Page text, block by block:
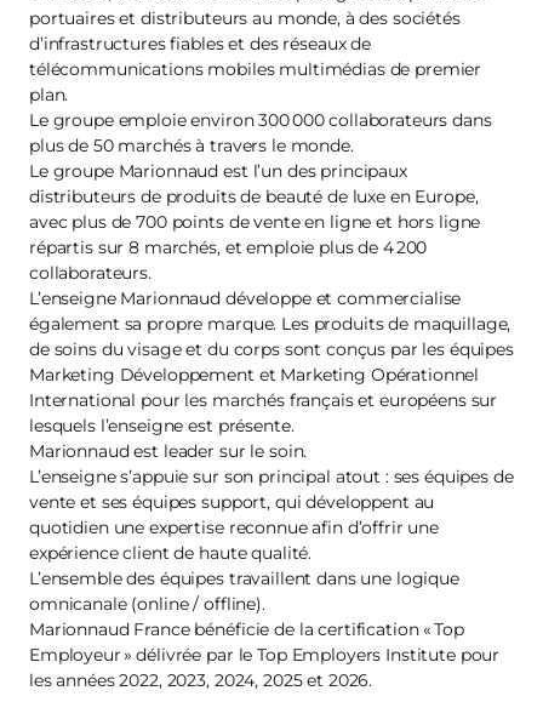
portuaires et distributeurs au monde, à des sociétés
d’infrastructures fiables et des réseaux de
télécommunications mobiles multimédias de premier
plan.
Le groupe emploie environ 300 000 collaborateurs dans
plus de 50 marchés à travers le monde.
Le groupe Marionnaud est l’un des principaux
distributeurs de produits de beauté de luxe en Europe,
avec plus de 700 points de vente en ligne et hors ligne
répartis sur 8 marchés, et emploie plus de 4 200
collaborateurs.
L’enseigne Marionnaud développe et commercialise
également sa propre marque. Les produits de maquillage,
de soins du visage et du corps sont conçus par les équipes
Marketing Développement et Marketing Opérationnel
International pour les marchés français et européens sur
lesquels l’enseigne est présente.
Marionnaud est leader sur le soin.
L’enseigne s’appuie sur son principal atout : ses équipes de
vente et ses équipes support, qui développent au
quotidien une expertise reconnue afin d’offrir une
expérience client de haute qualité.
L’ensemble des équipes travaillent dans une logique
omnicanale (online / offline).
Marionnaud France bénéficie de la certification « Top
Employeur » délivrée par le Top Employers Institute pour
les années 2022, 2023, 2024, 2025 et 2026.